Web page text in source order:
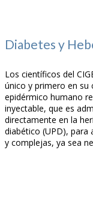
Diabetes y
Los científicos del
único y primero en su
epidérmico humano
inyectable, que es
directamente en la
diabético (UPD), para
y complejas, ya sea